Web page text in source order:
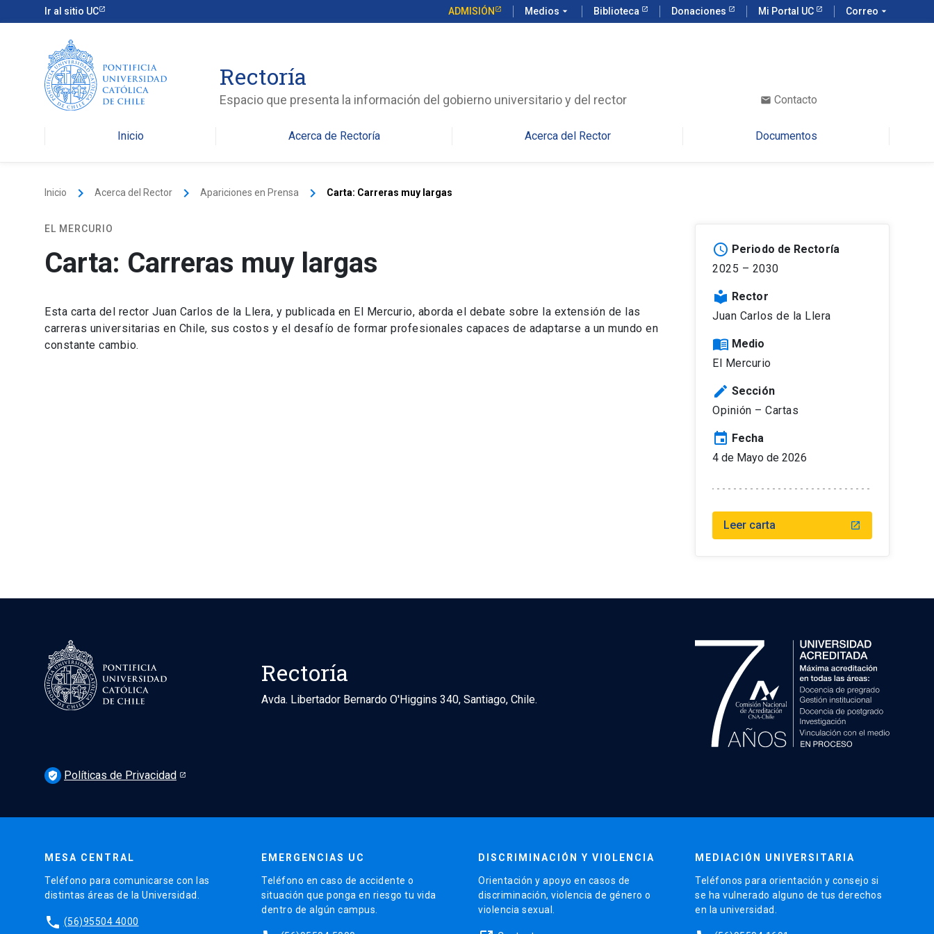
Ir al sitio UC ADMISIÓN Medios arrow_drop_down Biblioteca Donaciones Mi Portal UC Correo arrow_drop_down
Rectoría
Espacio que presenta la información del gobierno universitario y del rector email Contacto
Inicio Acerca de Rectoría Acerca del Rector Documentos
Inicio keyboard_arrow_right Acerca del Rector keyboard_arrow_right Apariciones en Prensa keyboard_arrow_right Carta: Carreras muy largas
EL MERCURIO
Carta: Carreras muy largas
Esta carta del rector Juan Carlos de la Llera, y publicada en El Mercurio, aborda el debate sobre la extensión de las
carreras universitarias en Chile, sus costos y el desafío de formar profesionales capaces de adaptarse a un mundo en
constante cambio.
schedule Periodo de Rectoría
2025 – 2030
local_library Rector
Juan Carlos de la Llera
menu_book Medio
El Mercurio
edit Sección
Opinión – Cartas
event Fecha
4 de Mayo de 2026
Leer carta launch
Rectoría
Avda. Libertador Bernardo O'Higgins 340, Santiago, Chile.
verified_user Políticas de Privacidad
MESA CENTRAL
Teléfono para comunicarse con las
distintas áreas de la Universidad.
phone (56)95504 4000
EMERGENCIAS UC
Teléfono en caso de accidente o
situación que ponga en riesgo tu vida
dentro de algún campus.
DISCRIMINACIÓN Y VIOLENCIA
Orientación y apoyo en casos de
discriminación, violencia de género o
violencia sexual.
MEDIACIÓN UNIVERSITARIA
Teléfonos para orientación y consejo si
se ha vulnerado alguno de tus derechos
en la universidad.